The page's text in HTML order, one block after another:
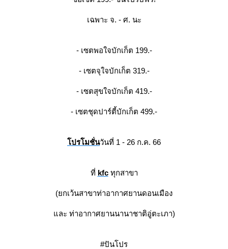
เฉพาะ จ. - ศ. นะ
- เซตพอใจบักเก็ต 199.-
- เซตจุใจบักเก็ต 319.-
- เซตสุขใจบักเก็ต 419.-
- เซตชุดปาร์ตี้บักเก็ต 499.-
ปรโมชั่นวันที่ 1 - 26 ก.ค. 66
ที่ kfcทุกสาขา
(ยกเว้นสาขาท่าอากาศยานดอนเมือง
ละ ท่าอากาศยานนานาชาติอู่ตะเภา)
#ปันโปร